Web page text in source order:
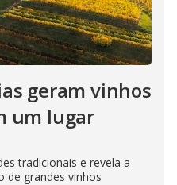
geram vinhos
um lugar
tradicionais e revela a
de grandes vinhos